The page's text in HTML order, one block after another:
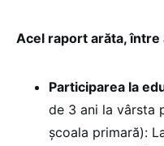
Acel raport arăta, între
Participarea la
de 3 ani la vârsta
școala primară):